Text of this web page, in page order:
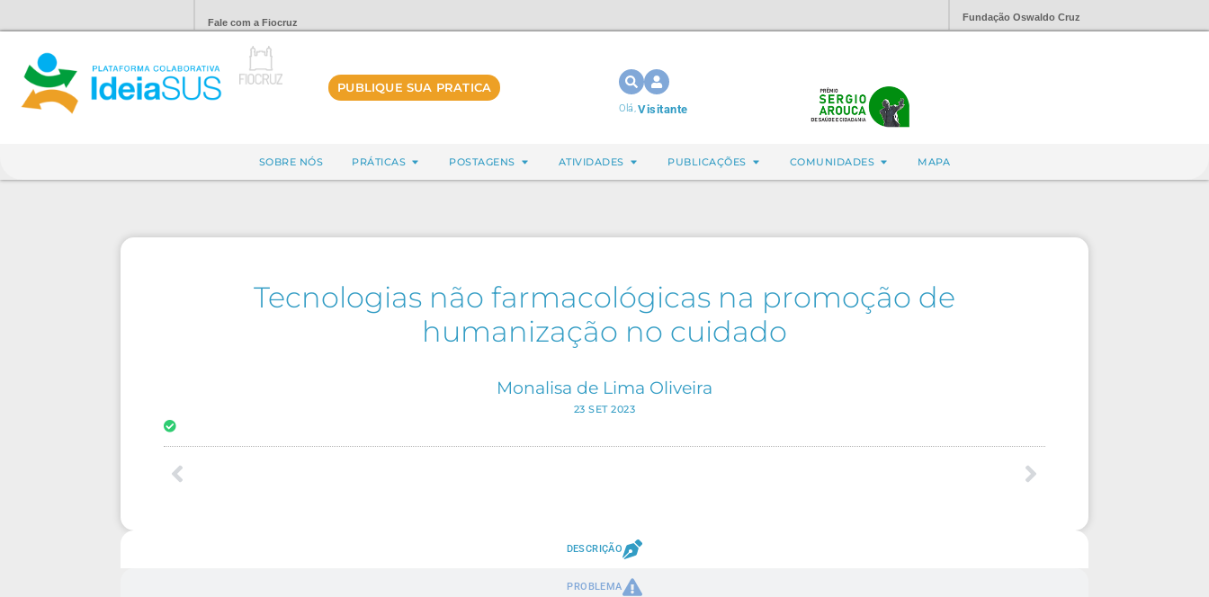
Fale com a Fiocruz Fundação Oswaldo Cruz
PUBLIQUE SUA PRATICA
Olá,Visitante
SOBRE NÓS PRÁTICAS POSTAGENS ATIVIDADES PUBLICAÇÕES COMUNIDADES MAPA
Tecnologias não farmacológicas na promoção de
humanização no cuidado
Monalisa de Lima Oliveira
23 SET 2023
DESCRIÇÃO
PROBLEMA